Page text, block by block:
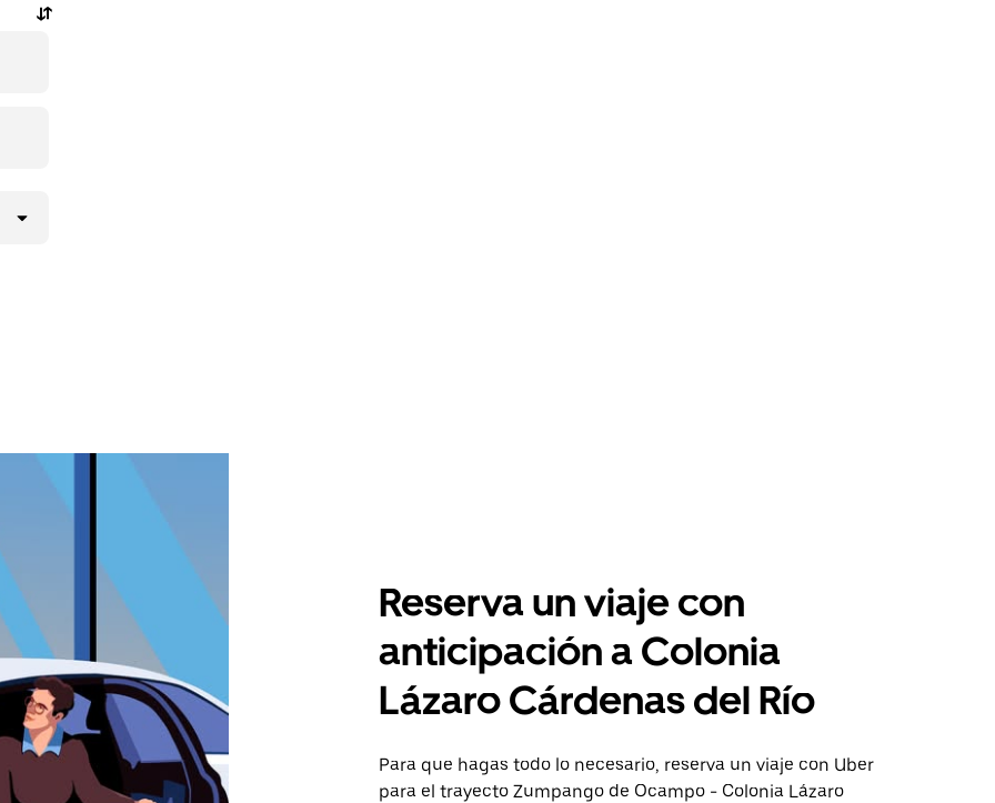
Reserva un viaje con
anticipación a Colonia
Lázaro Cárdenas del Río
Para que hagas todo lo necesario, reserva un viaje con Uber
para el trayecto Zumpango de Ocampo - Colonia Lázaro